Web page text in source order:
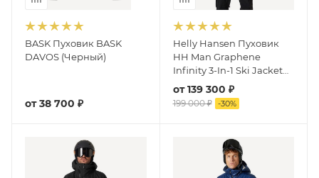
BASK Пуховик BASK
DAVOS (Черный)
от38 700 ₽
Helly Hansen Пуховик
HH Man Graphene
Infinity 3-In-1 Ski Jacket
(Infinity Rock)
от139 300 ₽
199 000 ₽ -30%